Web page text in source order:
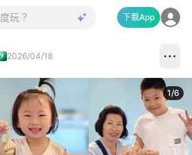
下載App
2026/04/18
1/6